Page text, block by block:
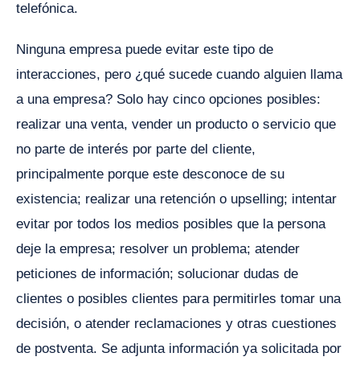
telefónica.
Ninguna empresa puede evitar este tipo de
interacciones, pero ¿qué sucede cuando alguien llama
a una empresa? Solo hay cinco opciones posibles:
realizar una venta, vender un producto o servicio que
no parte de interés por parte del cliente,
principalmente porque este desconoce de su
existencia; realizar una retención o upselling; intentar
evitar por todos los medios posibles que la persona
deje la empresa; resolver un problema; atender
peticiones de información; solucionar dudas de
clientes o posibles clientes para permitirles tomar una
decisión, o atender reclamaciones y otras cuestiones
de postventa. Se adjunta información ya solicitada por